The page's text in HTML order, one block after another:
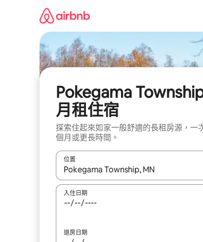
Pokegama
月租住宿
探索住起來如家一般舒適的長租房源，一
個月或更長時間。
位置
如有搜尋結果，瀏覽內容時請使用上下箭頭
入住日期
退房日期